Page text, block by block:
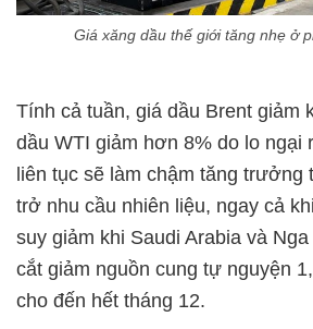
Giá xăng dầu thế giới tăng nhẹ ở
Tính cả tuần, giá dầu Brent giảm
dầu WTI giảm hơn 8% do lo ngại
liên tục sẽ làm chậm tăng trưởng
trở nhu cầu nhiên liệu, ngay cả
suy giảm khi Saudi Arabia và
cắt giảm nguồn cung tự nguyện
cho đến hết tháng 12.